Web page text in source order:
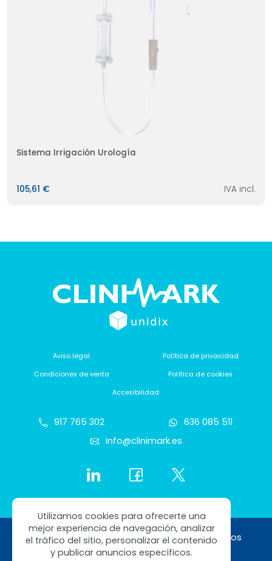
Utilizamos cookies para ofrecerte una
mejor experiencia de navegación, analizar
el tráfico del sitio, personalizar el contenido
y publicar anuncios específicos.
Sistema Irrigación Urología
105,61 € IVA incl.
Aviso legal
Política de privacidad
Condiciones de venta
Política de cookies
Accesibilidad
917 765 302
636 085 511
info@clinimark.es
Copyright © 2026 Clinimark. Todos los derechos
reservados